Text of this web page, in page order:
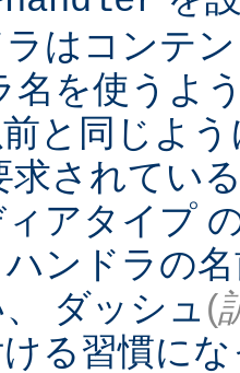
はコンテ
名を使うよ
と同じよ
求されてい
アタイプ
ンドラの
ダッシュ (
る習慣に